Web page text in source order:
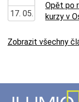
17. 05.
Opět po
kurzy v
Zobrazit všechny